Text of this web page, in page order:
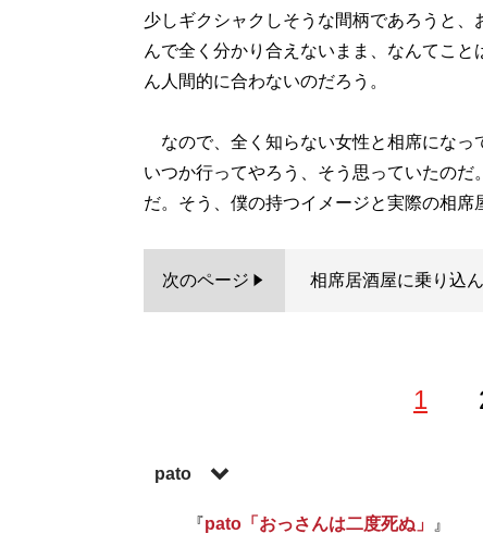
少しギクシャクしそうな間柄であろうと
んで全く分かり合えないまま、なんてこ
ん人間的に合わないのだろう。
なので、全く知らない女性と相席になっ
いつか行ってやろう、そう思っていたの
だ。そう、僕の持つイメージと実際の相席
次のページ 相席居酒屋に乗り込
1
pato
テキストサイト管理人。初代管理サイト「
『pato「おっさんは二度死ぬ」 』